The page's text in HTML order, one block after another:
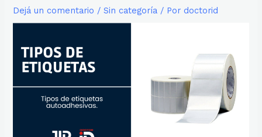
Dejá un comentario /Sin categoría / Por doctorid